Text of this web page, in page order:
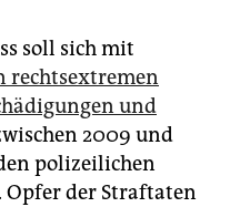
soll sich mit
rechtsextremen
und
2009 und
polizeilichen
der Straftaten